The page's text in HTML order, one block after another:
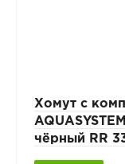
Хомут с
чёрный RR